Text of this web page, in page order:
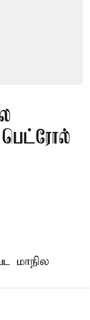
பெட்ரோல்
மாநில